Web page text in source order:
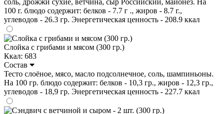
100 г. блюдо содержит: белков - 7.7 г ., жиров - 8.7 г.,
углеводов - 26.3 гр. Энергетическая ценность - 208.9 ккал
Слойка с грибами и мясом (300 гр.)
Ккал: 683
Состав
Тесто слоёное, мясо, масло подсолнечное, соль, шампиньоны.
На 100 гр. блюдо содержит: белков - 10,3 гр., жиров - 12,3 гр.,
углеводов - 18,9 гр. Энергетическая ценность - 227.7 ккал